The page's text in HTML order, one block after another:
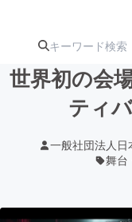
ジェクト
注目のリ
ターン
ジ
アート・
世界初の会
ティ
一般社団法人
舞台